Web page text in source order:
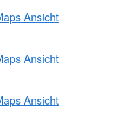
Ansicht
Ansicht
Ansicht